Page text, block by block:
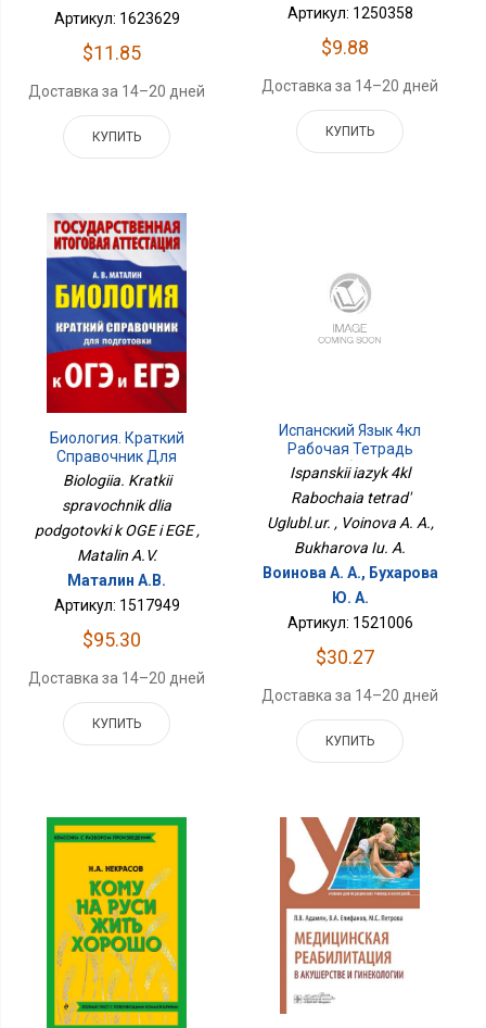
Артикул: 1623629
$11.85
Доставка за 14–20 дней
КУПИТЬ
Артикул: 1250358
$9.88
Доставка за 14–20 дней
КУПИТЬ
Биология. Краткий
Справочник Для
Подготовки К ОГЭ И ЕГЭ
Biologiia. Kratkii
spravochnik dlia
podgotovki k OGE i EGE ,
Matalin A.V.
Маталин А.В.
Артикул: 1517949
$95.30
Доставка за 14–20 дней
КУПИТЬ
Испанский Язык 4кл
Рабочая Тетрадь
Углубл.ур.
Ispanskii iazyk 4kl
Rabochaia tetrad'
Uglubl.ur. , Voinova A. A.,
Bukharova Iu. A.
Воинова А. А., Бухарова
Ю. А.
Артикул: 1521006
$30.27
Доставка за 14–20 дней
КУПИТЬ